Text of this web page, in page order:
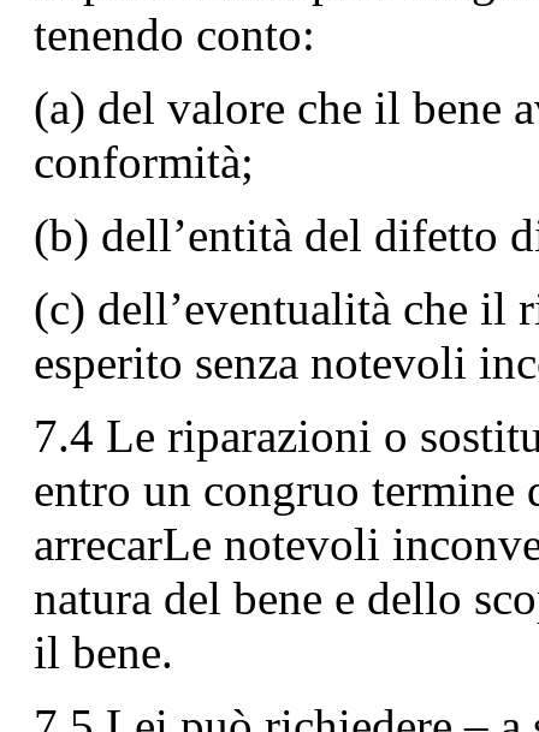
tenendo conto:
(a) del valore che il bene
conformità;
(b) dell’entità del difetto
(c) dell’eventualità che il
esperito senza notevoli
7.4 Le riparazioni o
entro un congruo termine
arrecarLe notevoli
natura del bene e dello
il bene.